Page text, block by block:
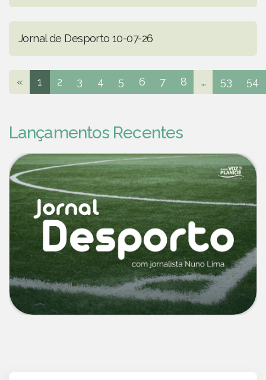
Jornal de Desporto 10-07-26
« 1 2 3 4 5 6 7 8 ... 53 54
Lançamentos Recentes